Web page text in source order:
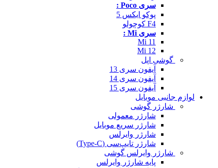
سری Poco :
پوکو ایکس 5
F4 کوچولو
سری Mi :
Mi 11
Mi 12
گوشی اپل
آیفون سری 13
آیفون سری 14
آیفون سری 15
لوازم جانبی موبایل
شارژر گوشی
شارژر معمولی
شارژر سریع موبایل
شارژر وایرلس
شارژر تایپ‌سی (Type-C)
شارژر وایرلس گوشی
پایه شارژر وایرلس